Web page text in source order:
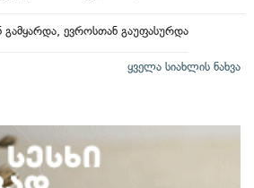
ევროსთან გაუფასურდა
ყველა სიახლის ნახვა